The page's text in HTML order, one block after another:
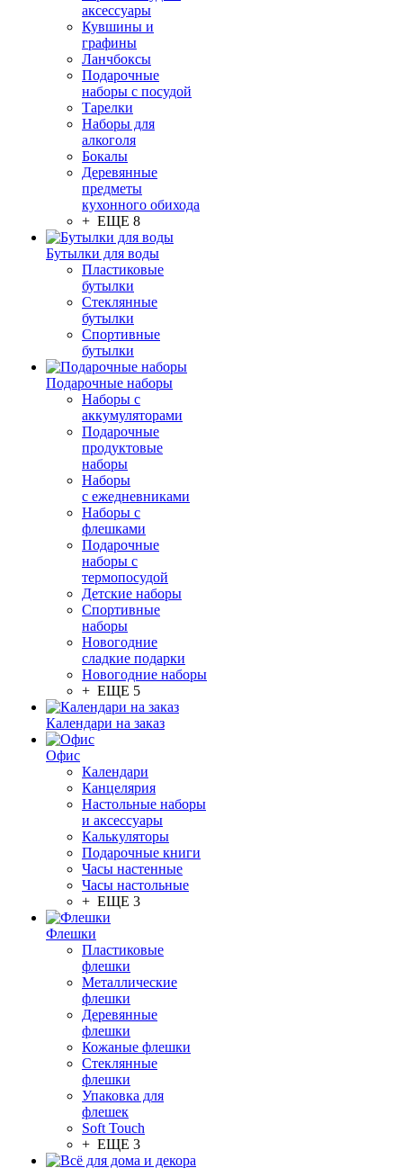
аксессуары
Кувшины и
графины
Ланчбоксы
Подарочные
наборы с посудой
Тарелки
Наборы для
алкоголя
Бокалы
Деревянные
предметы
кухонного обихода
+ ЕЩЕ 8
Бутылки для воды
Пластиковые
бутылки
Стеклянные
бутылки
Спортивные
бутылки
Подарочные наборы
Наборы с
аккумуляторами
Подарочные
продуктовые
наборы
Наборы
с ежедневниками
Наборы с
флешками
Подарочные
наборы с
термопосудой
Детские наборы
Спортивные
наборы
Новогодние
сладкие подарки
Новогодние наборы
+ ЕЩЕ 5
Календари на заказ
Офис
Календари
Канцелярия
Настольные наборы
и аксессуары
Калькуляторы
Подарочные книги
Часы настенные
Часы настольные
+ ЕЩЕ 3
Флешки
Пластиковые
флешки
Металлические
флешки
Деревянные
флешки
Кожаные флешки
Стеклянные
флешки
Упаковка для
флешек
Soft Touch
+ ЕЩЕ 3